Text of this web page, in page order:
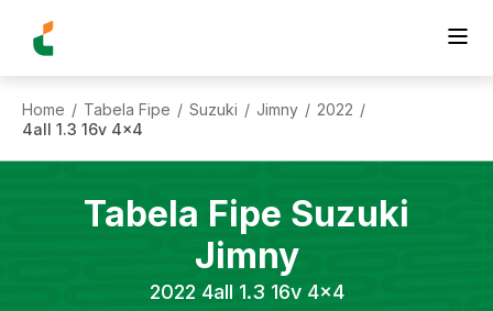
Home / Tabela Fipe / Suzuki / Jimny / 2022 /
4all 1.3 16v 4x4
Tabela Fipe Suzuki
Jimny
2022 4all 1.3 16v 4x4